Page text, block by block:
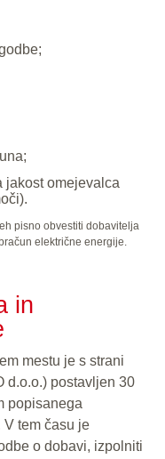
jakost omejevalca
pisno obvestiti dobavitelja
električne energije.
in
mestu je s strani
d.o.o.) postavljen 30
popisanega
tem času je
o dobavi, izpolniti